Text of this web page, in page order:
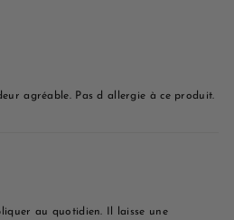
agréable. Pas d allergie à ce produit.
au quotidien. Il laisse une